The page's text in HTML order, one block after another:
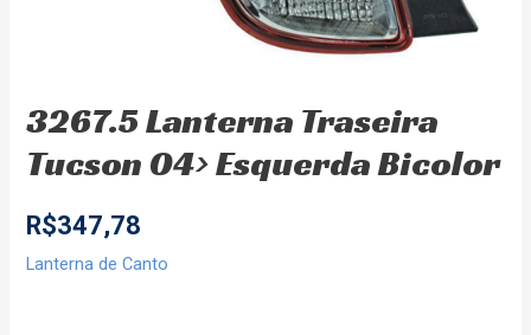
3267.5 Lanterna Traseira
Tucson 04> Esquerda Bicolor
R$347,78
Lanterna de Canto